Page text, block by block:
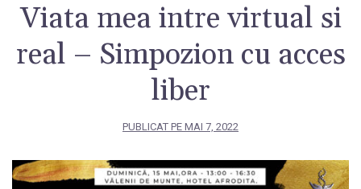
Viata mea intre virtual si
real – Simpozion cu acces
liber
PUBLICAT PE MAI 7, 2022